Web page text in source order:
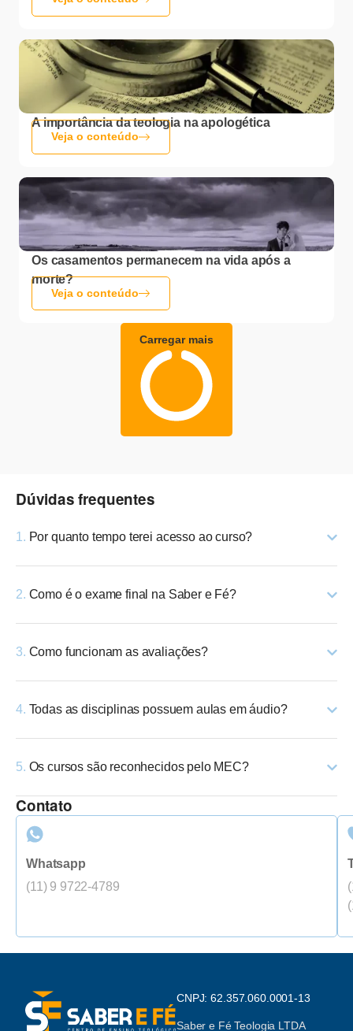
A importância da teologia na apologética
Veja o conteúdo
Os casamentos permanecem na vida após a
morte?
Veja o conteúdo
Carregar mais
Dúvidas frequentes
1. Por quanto tempo terei acesso ao curso?
2. Como é o exame final na Saber e Fé?
3. Como funcionam as avaliações?
4. Todas as disciplinas possuem aulas em áudio?
5. Os cursos são reconhecidos pelo MEC?
Contato
Whatsapp
(11) 9 9722-4789
CNPJ: 62.357.060.0001-13
Saber e Fé Teologia LTDA